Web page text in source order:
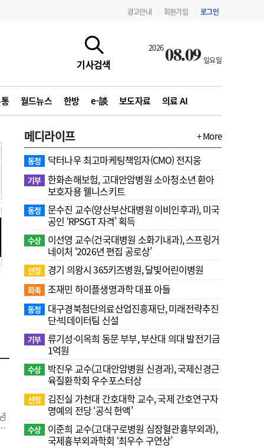
광고안내 회원가입 로그인
기사검색
202608.09 일요일
월드뉴스 한방 e-談 보도자료 의료 AI
지침·기준·평가 약제급여 심사 결과
메디라이프 + More
동정 닥터나우 최고마케팅책임자(CMO) 전지웅
기부 한화손해보험, 고대안암병원 소아청소년 환아
보호자용 웰니스키트
동정
문수진 교수( 양산부산대병원 이비인후과), 미국
공인 ‘RPSGT 자격’ 획득
수상
이선영 교수(건국대병원 소화기내과), 스프링거
네이처 ‘2026년 편집 공로상’
선정 경기 의왕시 365키즈병원, 달빛어린이병원
화촉 조재민 하이플생명과학 대표 아들
동정
대구경북첨단의료산업진흥재단, 미래전략추진
단·빅데이터팀 신설
기부 류기성·이옥희 동문 부부, 부산대 의대 발전기금
1억원
수상
박진우 교수(고대안암병원 신경과), 국제신경근
육질환학회 우수포스터상
선정
김진실 가천대 간호대학 교수, 국제 간호연구자
명예의 전당 ‘공식 헌액’
수상
이준희 교수(고대구로병원 심장혈관흉부외과),
국제흉부외과학회 ‘최우수 구연상’